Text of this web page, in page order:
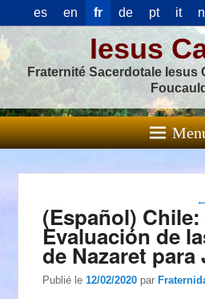
es en fr de pt it nl
Iesus
Fraternité Sacerdotale Iesus
Foucauld
←
(Español)
Evaluación de
de Nazaret para
Publié le12/02/2020 par